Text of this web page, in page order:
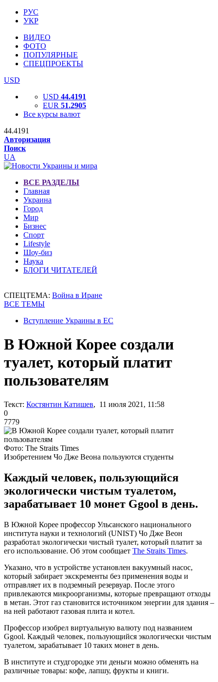
РУС
УКР
ВИДЕО
ФОТО
ПОПУЛЯРНЫЕ
СПЕЦПРОЕКТЫ
USD
USD 44.4191
EUR 51.2905
Все курсы валют
44.4191
Авторизация
Поиск
UA
ВСЕ РАЗДЕЛЫ
Главная
Украина
Город
Мир
Бизнес
Спорт
Lifestyle
Шоу-биз
Наука
БЛОГИ ЧИТАТЕЛЕЙ
СПЕЦТЕМА: Война в Иране
ВСЕ ТЕМЫ
Вступление Украины в ЕС
В Южной Корее создали
туалет, который платит
пользователям
Текст: Костянтин Катишев, 11 июля 2021, 11:58
0
7779
Фото: The Straits Times
Изобретением Чо Дже Веона пользуются студенты
Каждый человек, пользующийся
экологически чистым туалетом,
зарабатывает 10 монет Ggool в день.
В Южной Корее профессор Ульсанского национального
института науки и технологий (UNIST) Чо Дже Веон
разработал экологически чистый туалет, который платит за
его использование. Об этом сообщает The Straits Times.
Указано, что в устройстве установлен вакуумный насос,
который забирает экскременты без применения воды и
отправляет их в подземный резервуар. После этого
привлекаются микроорганизмы, которые превращают отходы
в метан. Этот газ становится источником энергии для здания –
на ней работают газовая плита и котел.
Профессор изобрел виртуальную валюту под названием
Ggool. Каждый человек, пользующийся экологически чистым
туалетом, зарабатывает 10 таких монет в день.
В институте и студгородке эти деньги можно обменять на
различные товары: кофе, лапшу, фрукты и книги.